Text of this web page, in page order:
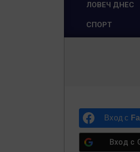
Primary
ЛОВЕЧ ДНЕС
СПОРТ
Вход с
Вход с